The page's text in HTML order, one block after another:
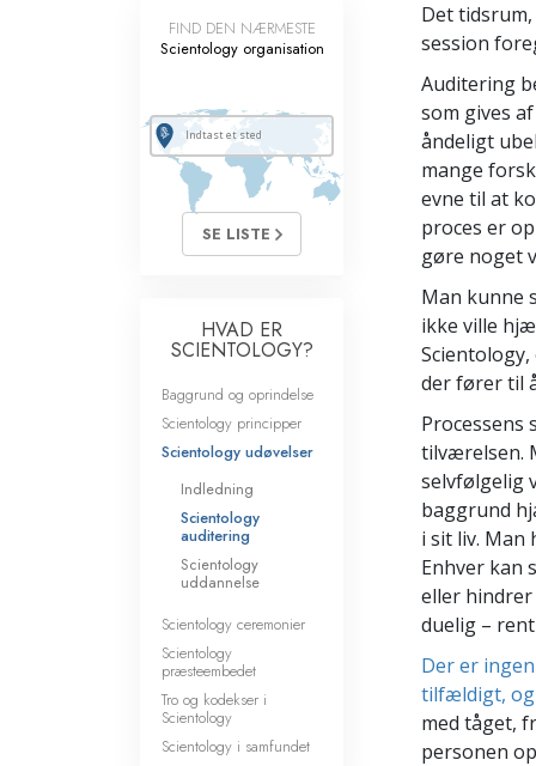
Det
session
Auditering
som gives
åndeligt
mange
evne til at
proces er
gøre noget
Man kunne
ikke ville
Scientology,
der fører til
Processens
tilværelsen.
selvfølgelig
baggrund
i sit liv. Man
Enhver kan
eller
duelig –
Der er
tilfældigt, og
med tåget,
personen
FIND DEN NÆRMESTE
Scientology organisation
SE LISTE
HVAD ER
SCIENTOLOGY?
Baggrund og oprindelse
Scientology principper
Scientology udøvelser
Indledning
Scientology
auditering
Scientology
uddannelse
Scientology ceremonier
Scientology
præsteembedet
Tro og kodekser i
Scientology
Scientology i samfundet